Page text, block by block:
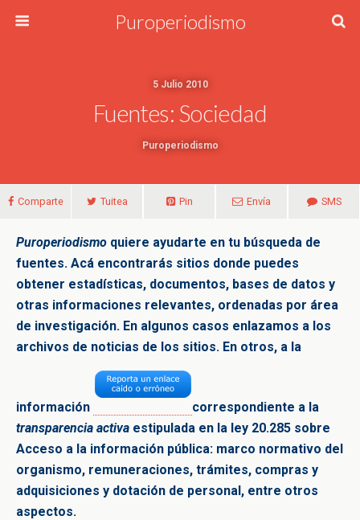
Puroperiodismo
5 Julio 2010
Fuentes: Sociedad
Puroperiodismo
Comparte Tuitea Pin Envía SMS
Puroperiodismo quiere ayudarte en tu búsqueda de
fuentes. Acá encontrarás sitios donde puedes
obtener estadísticas, documentos, bases de datos y
otras informaciones relevantes, ordenadas por área
de investigación. En algunos casos enlazamos a los
archivos de noticias de los sitios. En otros, a la
información
correspondiente a la
transparencia activa estipulada en la ley 20.285 sobre
Acceso a la información pública: marco normativo del
organismo, remuneraciones, trámites, compras y
adquisiciones y dotación de personal, entre otros
aspectos.